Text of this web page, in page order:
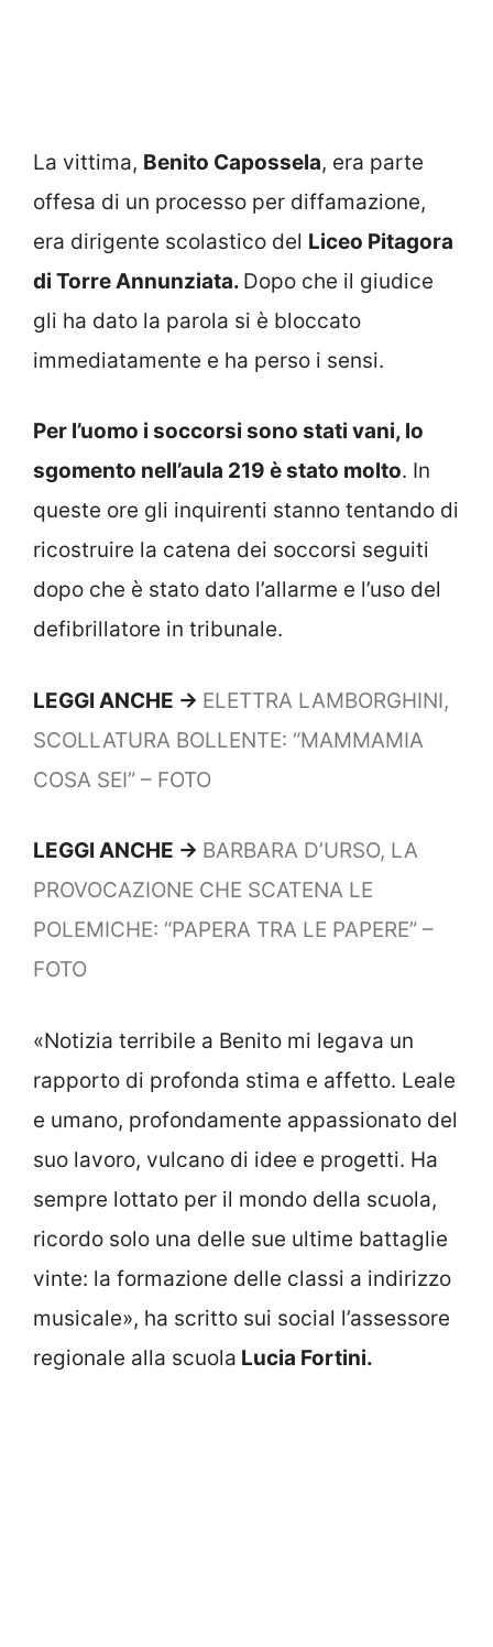
La vittima, Benito Capossela, era parte
offesa di un processo per diffamazione,
era dirigente scolastico del Liceo Pitagora
di Torre Annunziata. Dopo che il giudice
gli ha dato la parola si è bloccato
immediatamente e ha perso i sensi.
Per l’uomo i soccorsi sono stati vani, lo
sgomento nell’aula 219 è stato molto. In
queste ore gli inquirenti stanno tentando di
ricostruire la catena dei soccorsi seguiti
dopo che è stato dato l’allarme e l’uso del
defibrillatore in tribunale.
LEGGI ANCHE -> ELETTRA LAMBORGHINI,
SCOLLATURA BOLLENTE: “MAMMAMIA
COSA SEI” – FOTO
LEGGI ANCHE -> BARBARA D’URSO, LA
PROVOCAZIONE CHE SCATENA LE
POLEMICHE: “PAPERA TRA LE PAPERE” –
FOTO
«Notizia terribile a Benito mi legava un
rapporto di profonda stima e affetto. Leale
e umano, profondamente appassionato del
suo lavoro, vulcano di idee e progetti. Ha
sempre lottato per il mondo della scuola,
ricordo solo una delle sue ultime battaglie
vinte: la formazione delle classi a indirizzo
musicale», ha scritto sui social l’assessore
regionale alla scuola Lucia Fortini.